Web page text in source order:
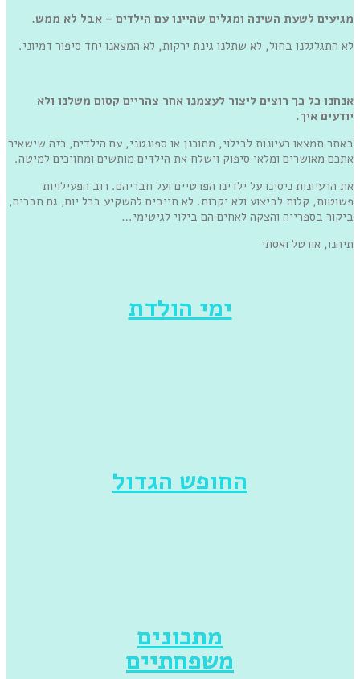
מגיעים לשעת השינה ומגלים שהיינו עם הילדים – אבל לא ממש.
לא התגלגלנו בחול, לא שתלנו גינת ירקות, לא המצאנו יחד סיפור דמיוני.
אנחנו כל כך רוצים ליצור לעצמנו אחר צהריים קסום משלנו ולא
יודעים איך.
באתר תמצאו רעיונות לבילוי, מתוכנן או ספונטני, עם הילדים, כזה שישאיר
אתכם מאושרים ומלאי סיפוק וישלח את הילדים מותשים ומחויכים למיטה.
את הרעיונות ניסינו על ילדינו הפרטיים ועל חבריהם. רוב הפעילויות
פשוטות, קלות לביצוע ולא יקרות. לא חייבים להשקיע בכל יום, גם חברים,
ביקור בספרייה והצקה לאחים הם בילוי לגיטימי…
תיהנו, אורטל ואסתי
ימי הולדת
החופש הגדול
מתכונים
משפחתיים